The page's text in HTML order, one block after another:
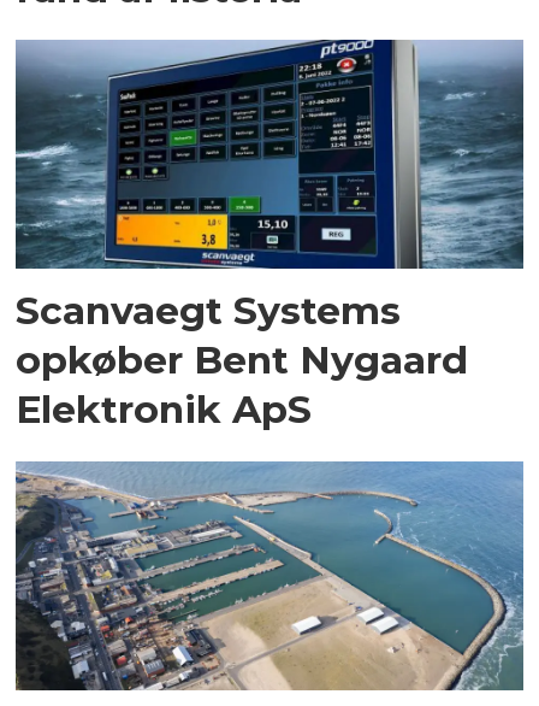
Scanvaegt Systems
opkøber Bent Nygaard
Elektronik ApS